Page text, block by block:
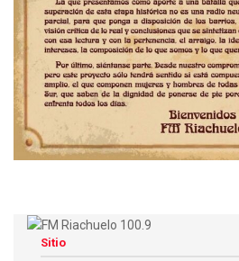
Sitio